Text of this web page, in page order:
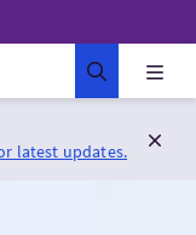
latest updates.